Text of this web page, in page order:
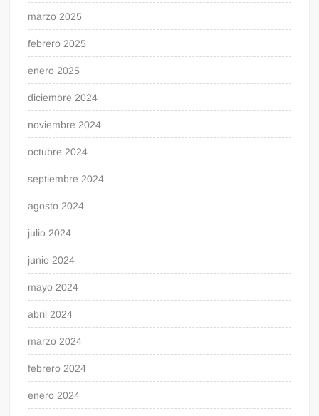
marzo 2025
febrero 2025
enero 2025
diciembre 2024
noviembre 2024
octubre 2024
septiembre 2024
agosto 2024
julio 2024
junio 2024
mayo 2024
abril 2024
marzo 2024
febrero 2024
enero 2024